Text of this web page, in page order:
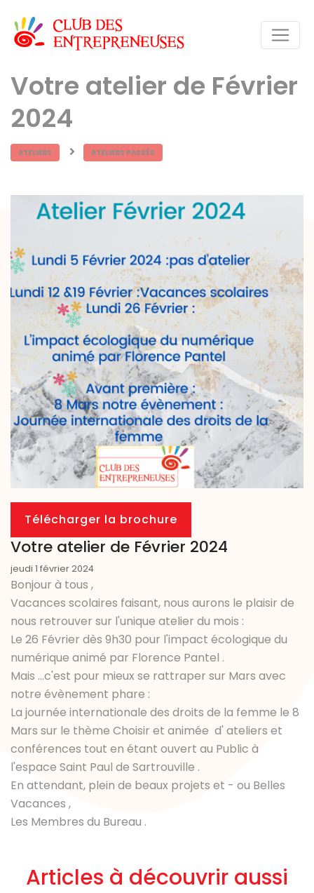
Votre atelier de Février
2024
ATELIERS ATELIERS PASSÉS
Télécharger la brochure
Votre atelier de Février 2024
jeudi 1 février 2024
Bonjour à tous ,
Vacances scolaires faisant, nous aurons le plaisir de
nous retrouver sur l'unique atelier du mois :
Le 26 Février dès 9h30 pour l'impact écologique du
numérique animé par Florence Pantel .
Mais ...c'est pour mieux se rattraper sur Mars avec
notre évènement phare :
La journée internationale des droits de la femme le 8
Mars sur le thème Choisir et animée d' ateliers et
conférences tout en étant ouvert au Public à
l'espace Saint Paul de Sartrouville .
En attendant, plein de beaux projets et - ou Belles
Vacances ,
Les Membres du Bureau .
Articles à découvrir aussi